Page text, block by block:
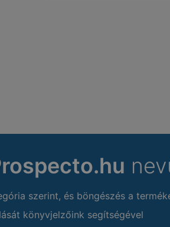
szerint, és böngészés a
könyvjelzőink segítségével